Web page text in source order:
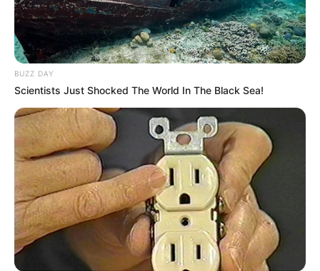
BUZZ DAY
Scientists Just Shocked The World In The Black Sea!